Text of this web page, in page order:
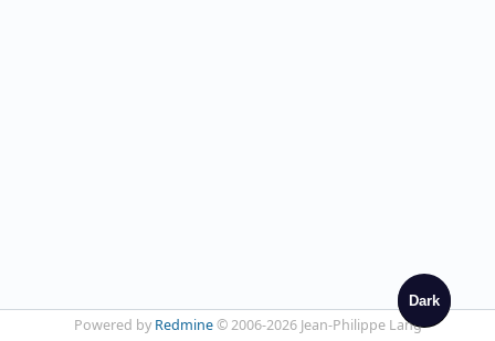
Dark
Powered by Redmine© 2006-2026 Jean-Philippe Lang